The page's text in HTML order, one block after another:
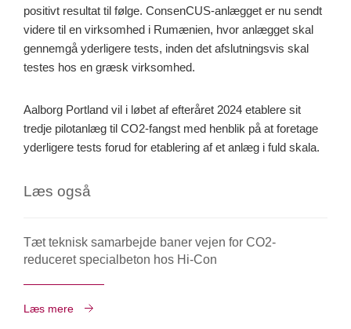
positivt resultat til følge. ConsenCUS-anlægget er nu sendt
videre til en virksomhed i Rumænien, hvor anlægget skal
gennemgå yderligere tests, inden det afslutningsvis skal
testes hos en græsk virksomhed.
Aalborg Portland vil i løbet af efteråret 2024 etablere sit
tredje pilotanlæg til CO2-fangst med henblik på at foretage
yderligere tests forud for etablering af et anlæg i fuld skala.
Læs også
Tæt teknisk samarbejde baner vejen for CO2-
reduceret specialbeton hos Hi-Con
Læs mere